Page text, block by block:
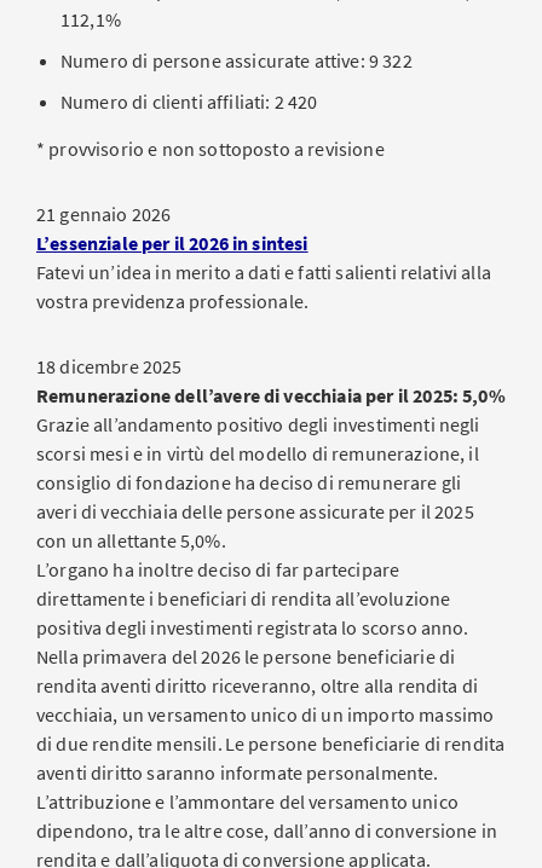
112,1%
Numero di persone assicurate attive: 9 322
Numero di clienti affiliati: 2 420
* provvisorio e non sottoposto a revisione
21 gennaio 2026
L’essenziale per il 2026 in sintesi
Fatevi un’idea in merito a dati e fatti salienti relativi alla
vostra previdenza professionale.
18 dicembre 2025
Remunerazione dell’avere di vecchiaia per il 2025: 5,0%
Grazie all’andamento positivo degli investimenti negli
scorsi mesi e in virtù del modello di remunerazione, il
consiglio di fondazione ha deciso di remunerare gli
averi di vecchiaia delle persone assicurate per il 2025
con un allettante 5,0%.
L’organo ha inoltre deciso di far partecipare
direttamente i beneficiari di rendita all’evoluzione
positiva degli investimenti registrata lo scorso anno.
Nella primavera del 2026 le persone beneficiarie di
rendita aventi diritto riceveranno, oltre alla rendita di
vecchiaia, un versamento unico di un importo massimo
di due rendite mensili. Le persone beneficiarie di rendita
aventi diritto saranno informate personalmente.
L’attribuzione e l’ammontare del versamento unico
dipendono, tra le altre cose, dall’anno di conversione in
rendita e dall’aliquota di conversione applicata.